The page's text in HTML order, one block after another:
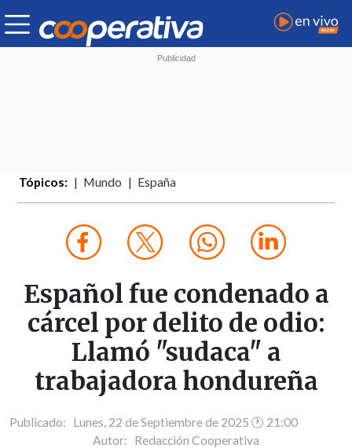
Tópicos: Mundo España
Español fue condenado a
cárcel por delito de odio:
Llamó "sudaca" a
trabajadora hondureña
Publicado: Lunes, 22 de Septiembre de 2025 🕐 21:00
Autor: Redacción Cooperativa